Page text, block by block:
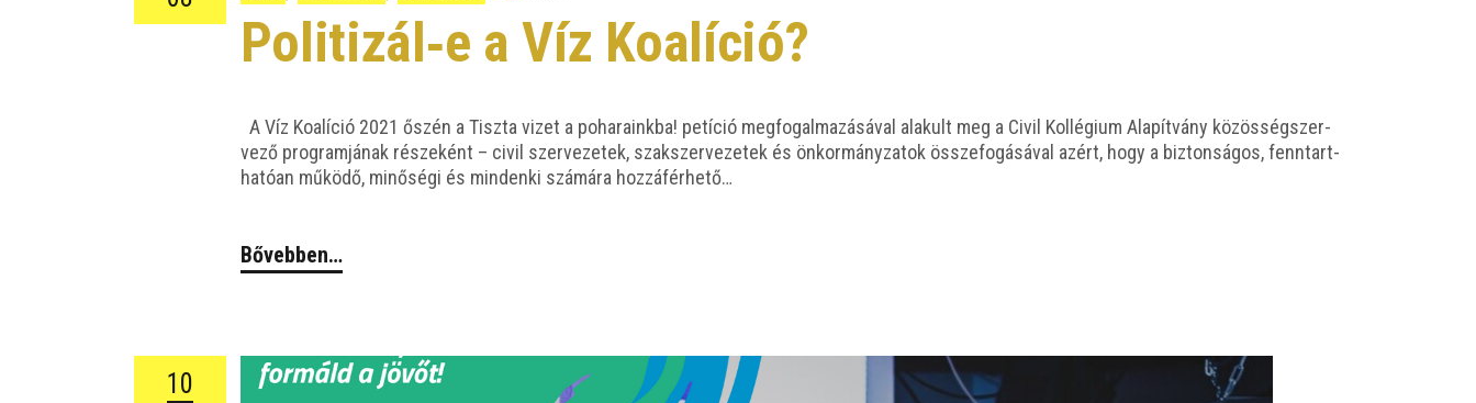
Politizál‑e a Víz Koalíció?
A Víz Koa­lí­ció 2021 őszén a Tisz­ta vizet a poha­ra­ink­ba! petí­ció meg­fo­gal­ma­zá­sá­val ala­kult meg a Civil Kol­lé­gi­um Ala­pít­vány közös­ség­szer­
ve­ző prog­ram­já­nak része­ként – civil szer­ve­ze­tek, szak­szer­ve­ze­tek és önkor­mány­za­tok össze­fo­gá­sá­val azért, hogy a biz­ton­sá­gos, fenn­tart­
ha­tó­an műkö­dő, minő­sé­gi és min­den­ki szá­má­ra hozzáférhető…
Bővebben…
10